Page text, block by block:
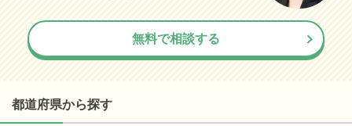
無料で相談する
都道府県から探す